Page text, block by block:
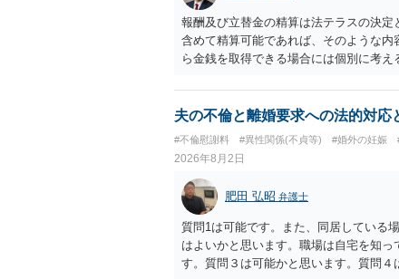
払を拒否するのであれば，本人（行政
に思います。減額で折り合えるなら本
ば，訴訟に進むしかなくなるようにも
報酬及び立替金の精算は法テラスの決
含めて精算可能であれば、そのような
ら金銭を取得できる場合には個別に考
夫の不倫と離婚要求への法的対応
#不倫慰謝料 #異性関係(不貞等) #婚外の妊娠
2026年8月2日
肥田 弘昭 弁護士
質問1は可能です。また、同居している
はよいかと思います。職場は自宅を知
す。質問３は可能かと思います。質問